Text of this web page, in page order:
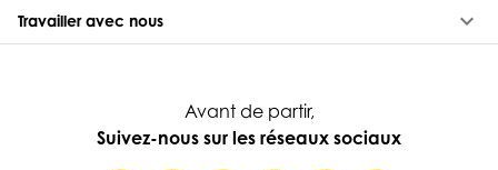
Travailler avec nous keyboard_arrow_down
Avant de partir,
Suivez-nous sur les réseaux sociaux